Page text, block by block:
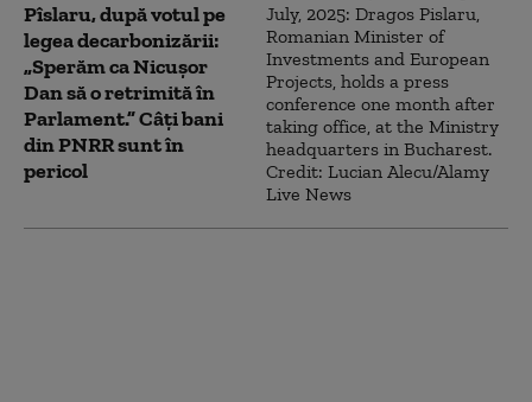
Pîslaru, după votul pe
legea decarbonizării:
„Sperăm ca Nicușor
Dan să o retrimită în
Parlament.” Câți bani
din PNRR sunt în
pericol